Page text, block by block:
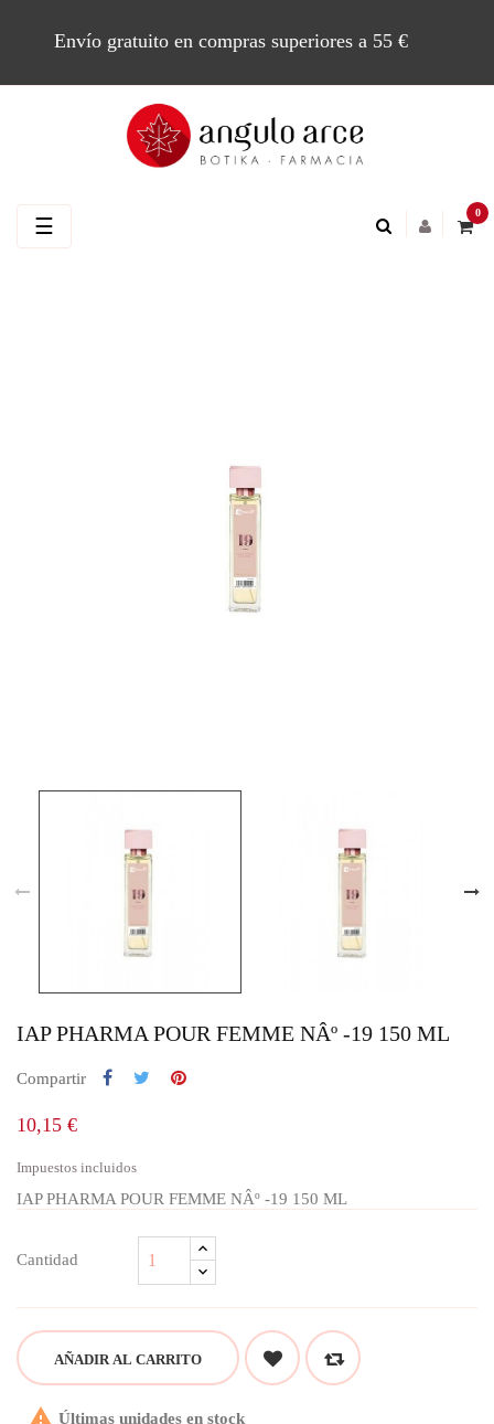
Envío gratuito en compras superiores a 55 €
0
Navegación
☰
IAP PHARMA POUR FEMME NÂº -19 150 ML
Compartir
10,15 €
Impuestos incluidos
IAP PHARMA POUR FEMME NÂº -19 150 ML
Cantidad
AÑADIR AL CARRITO
 Últimas unidades en stock